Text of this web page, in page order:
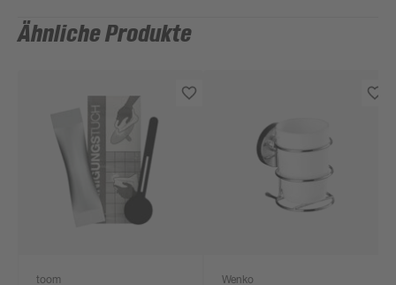
Ähnliche Produkte
toom Wenko